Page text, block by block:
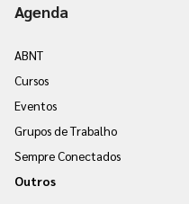
Agenda
ABNT
Cursos
Eventos
Grupos de Trabalho
Sempre Conectados
Outros